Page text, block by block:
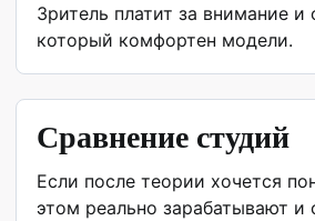
Зритель платит за внимание и
который комфортен модели.
Сравнение студий
Если после теории хочется
этом реально зарабатывают и